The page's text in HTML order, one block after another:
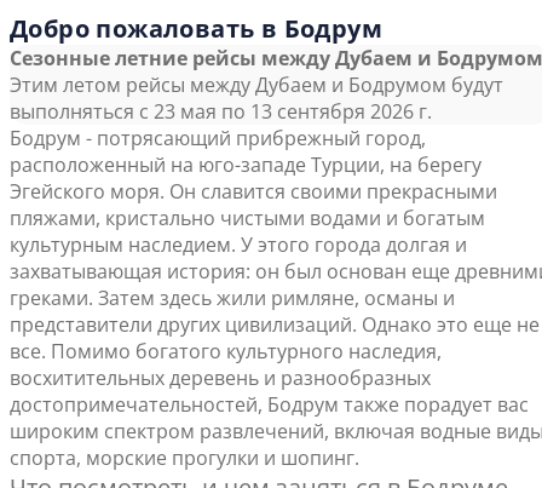
Добро пожаловать в Бодрум
Сезонные летние рейсы между Дубаем и Бодрумом
Этим летом рейсы между Дубаем и Бодрумом будут
выполняться с 23 мая по 13 сентября 2026 г.
Бодрум - потрясающий прибрежный город,
расположенный на юго-западе Турции, на берегу
Эгейского моря. Он славится своими прекрасными
пляжами, кристально чистыми водами и богатым
культурным наследием. У этого города долгая и
захватывающая история: он был основан еще
греками. Затем здесь жили римляне, османы и
представители других цивилизаций. Однако это еще не
все. Помимо богатого культурного наследия,
восхитительных деревень и разнообразных
достопримечательностей, Бодрум также порадует вас
широким спектром развлечений, включая водные
спорта, морские прогулки и шопинг.